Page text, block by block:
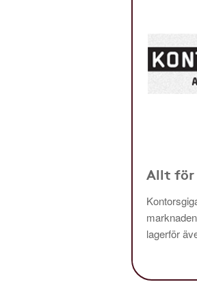
Allt
lagerför